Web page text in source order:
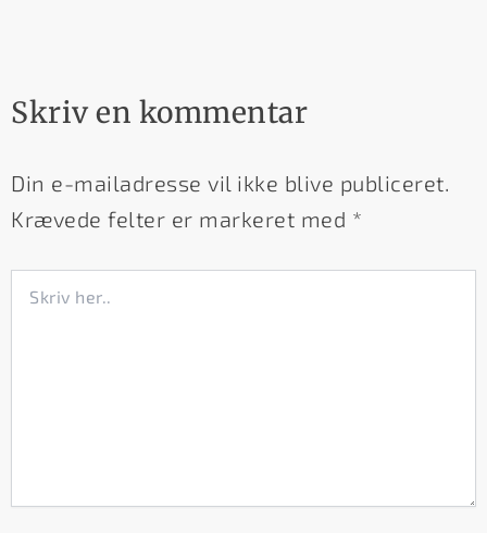
Skriv en kommentar
Din e-mailadresse vil ikke blive publiceret.
Krævede felter er markeret med *
her..